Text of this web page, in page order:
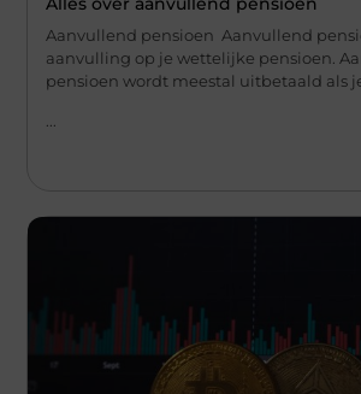
Aanvullend pensioen Aanvullend
aanvulling op je wettelijke pensioen.
pensioen wordt meestal uitbetaald als